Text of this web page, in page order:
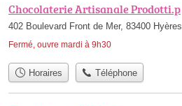
Chocolaterie Artisanale Prodotti.p
402 Boulevard Front de Mer, 83400 Hyères
Fermé, ouvre mardi à 9h30
Horaires Téléphone